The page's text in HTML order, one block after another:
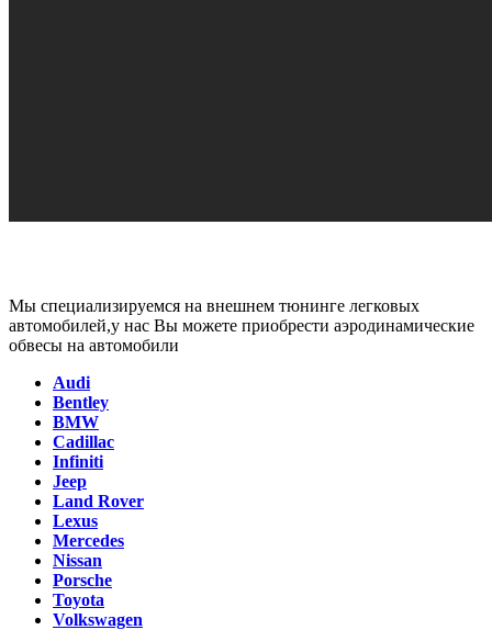
Мы специализируемся на внешнем тюнинге легковых
автомобилей,у нас Вы можете приобрести аэродинамические
обвесы на автомобили
Audi
Bentley
BMW
Cadillac
Infiniti
Jeep
Land Rover
Lexus
Mercedes
Nissan
Porsche
Toyota
Volkswagen